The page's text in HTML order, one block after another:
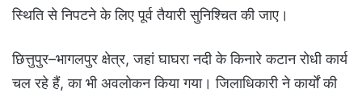
स्थिति से निपटने के लिए पूर्व तैयारी सुनिश्चित की जाए।
छित्तुपुर–भागलपुर क्षेत्र, जहां घाघरा नदी के किनारे कटान रोधी कार्य
चल रहे हैं, का भी अवलोकन किया गया। जिलाधिकारी ने कार्यों की